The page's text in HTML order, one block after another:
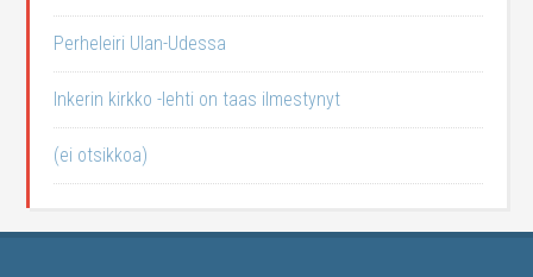
Perheleiri Ulan-Udessa
Inkerin kirkko -lehti on taas ilmestynyt
(ei otsikkoa)